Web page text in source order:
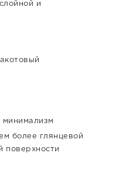
и
минимализм
более глянцевой
поверхности